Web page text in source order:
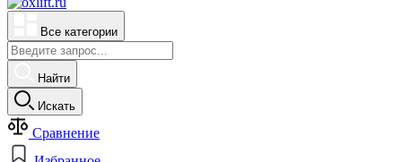
Все категории
Найти
Искать
Сравнение